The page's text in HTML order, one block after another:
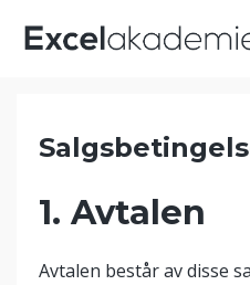
1. Avtalen
Avtalen består av disse